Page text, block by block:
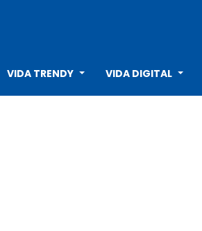
VIDA TRENDY VIDA DIGITAL